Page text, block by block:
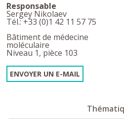
Responsable
Sergey Nikolaev
Tél.: +33 (0)1 42 11 57 75
Bâtiment de médecine
moléculaire
Niveau 1, pièce 103
ENVOYER UN E-MAIL